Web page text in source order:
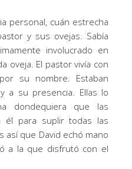
personal, cuán estrecha
y sus ovejas. Sabía
involucrado en
oveja. El pastor vivía con
su nombre. Estaban
a su presencia. Ellas lo
dondequiera que las
él para suplir todas las
así que David echó mano
a la que disfrutó con el